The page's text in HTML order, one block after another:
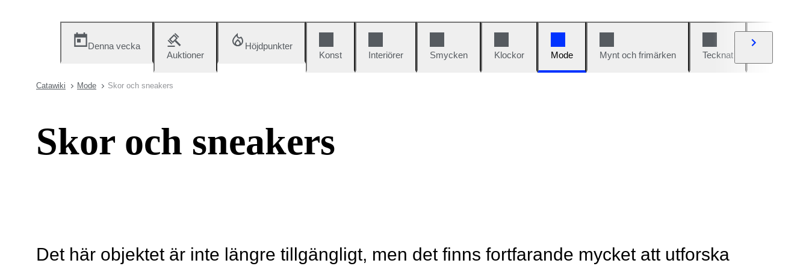
Denna vecka
Auktioner
Höjdpunkter
Konst
Interiörer Smycken Klockor Mode Mynt och frimärken Tecknat
Catawiki Mode Skor och sneakers
Skor och sneakers
Det här objektet är inte längre tillgängligt, men det finns fortfarande mycket att utforska